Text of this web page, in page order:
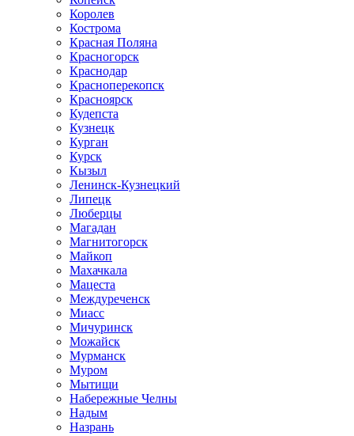
Королев
Кострома
Красная Поляна
Красногорск
Краснодар
Красноперекопск
Красноярск
Кудепста
Кузнецк
Курган
Курск
Кызыл
Ленинск-Кузнецкий
Липецк
Люберцы
Магадан
Магнитогорск
Майкоп
Махачкала
Мацеста
Междуреченск
Миасс
Мичуринск
Можайск
Мурманск
Муром
Мытищи
Набережные Челны
Надым
Назрань